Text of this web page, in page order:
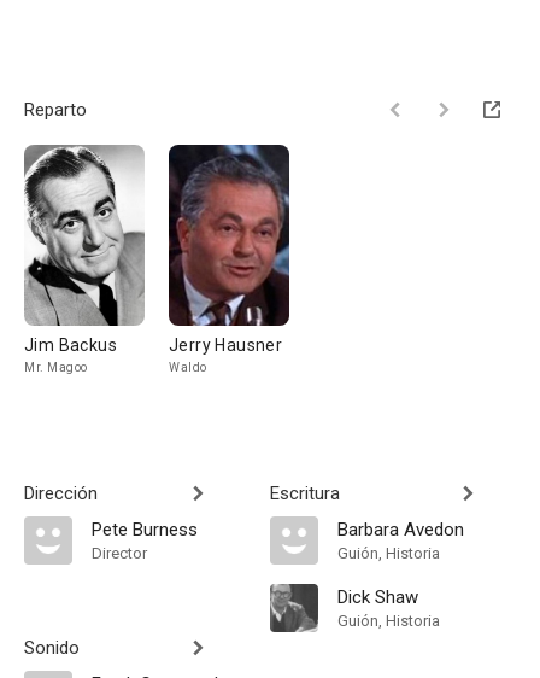
Reparto
Jim Backus
Mr. Magoo
Jerry Hausner
Waldo
Dirección
Pete Burness
Director
Sonido
Escritura
Barbara Avedon
Guión, Historia
Dick Shaw
Guión, Historia